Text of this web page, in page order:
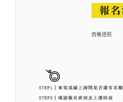
西餐證照